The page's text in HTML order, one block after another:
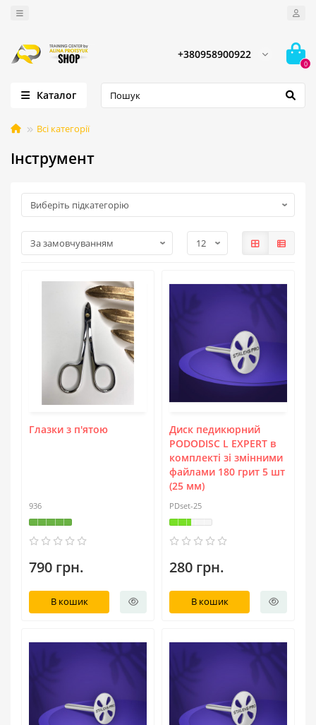
+380958900922
0
Каталог
Всі категорії
Інструмент
Глазки з п'ятою
936
790 грн.
В кошик
Диск педикюрний
PODODISC L EXPERT в
комплекті зі змінними
файлами 180 грит 5 шт
(25 мм)
PDset-25
280 грн.
В кошик